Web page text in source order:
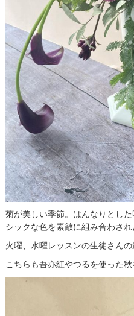
菊が美しい季節。はんなりとし
シックな色を素敵に組み合わさ
火曜、水曜レッスンの生徒さんの
こちらも吾亦紅やつるを使った秋